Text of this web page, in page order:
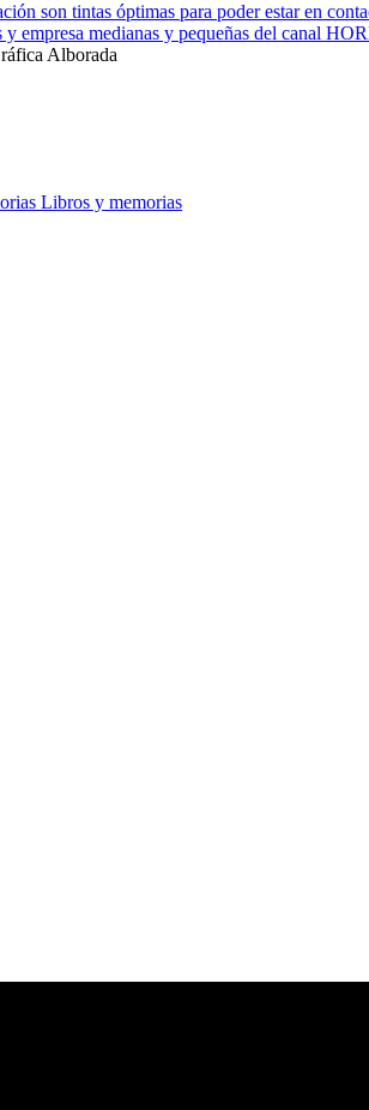
son tintas óptimas para poder estar en
empresa medianas y pequeñas del canal
Alborada
Libros y memorias